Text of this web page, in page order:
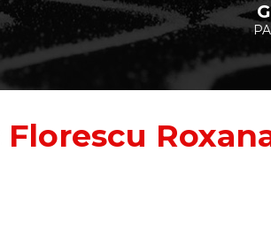
Florescu